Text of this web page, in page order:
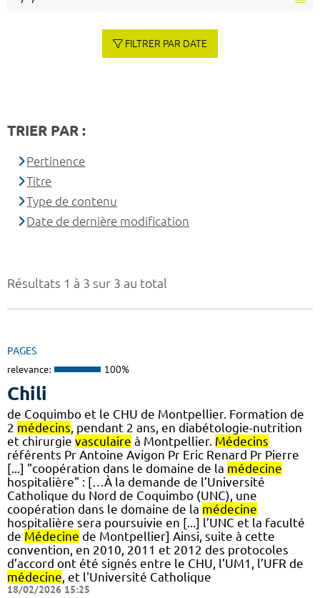
Résultats 1 à 3 sur 3 au total
PAGES
relevance: 100%
Chili
de Coquimbo et le CHU de Montpellier. Formation de
2 médecins , pendant 2 ans, en diabétologie-nutrition
et chirurgie vasculaire à Montpellier. Médecins
référents Pr Antoine Avigon Pr Eric Renard Pr Pierre
[...] "coopération dans le domaine de la médecine
hospitalière" : […À la demande de l’Université
Catholique du Nord de Coquimbo (UNC), une
coopération dans le domaine de la médecine
hospitalière sera poursuivie en [...] l’UNC et la faculté
de Médecine de Montpellier] Ainsi, suite à cette
convention, en 2010, 2011 et 2012 des protocoles
d’accord ont été signés entre le CHU, l’UM1, l’UFR de
médecine , et l'Université Catholique
18/02/2026 15:25
FILTRER PAR DATE
TRIER PAR :
Pertinence
Titre
Type de contenu
Date de dernière modification